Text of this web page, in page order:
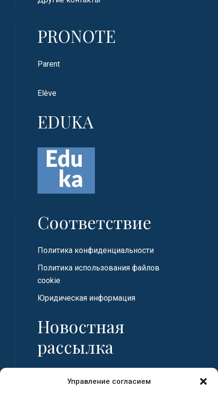
Управление согласием
PRONOTE
Parent
Elève
EDUKA
Соответствие
Политика конфиденциальности
Политика использования файлов
cookie
Юридическая информация
Новостная
рассылка